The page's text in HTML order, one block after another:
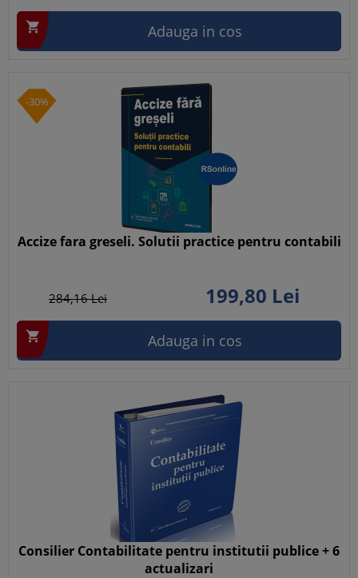
 Adauga in cos
-30%
Accize fara greseli. Solutii practice pentru contabili
284,16Lei 199,80 Lei
 Adauga in cos
Consilier Contabilitate pentru institutii publice + 6
actualizari